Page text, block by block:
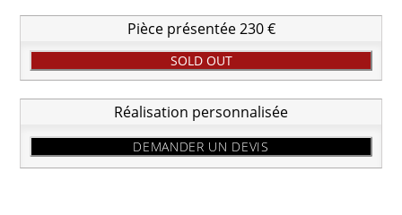
Pièce présentée 230 €
SOLD OUT
Réalisation personnalisée
DEMANDER UN DEVIS